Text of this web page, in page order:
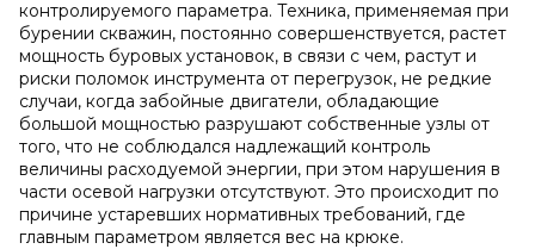
контролируемого параметра. Техника, применяемая при
бурении скважин, постоянно совершенствуется, растет
мощность буровых установок, в связи с чем, растут и
риски поломок инструмента от перегрузок, не редкие
случаи, когда забойные двигатели, обладающие
большой мощностью разрушают собственные узлы от
того, что не соблюдался надлежащий контроль
величины расходуемой энергии, при этом нарушения в
части осевой нагрузки отсутствуют. Это происходит по
причине устаревших нормативных требований, где
главным параметром является вес на крюке.